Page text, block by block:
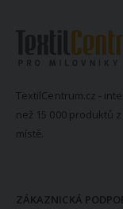
TextilCentrum.cz -
než 15 000 produktů
místě.
ZÁKAZNICKÁ